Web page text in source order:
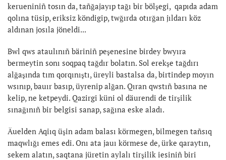
kerueniniñ tosın da, tañğajayıp tağı bir bölşegi, qapıda adam
qolına tüsip, eriksiz köndigip, twğırda otırğan jıldarı köz
aldınan josıla jöneldi...
Bwl qws ataulınıñ bäriniñ peşenesine birdey bwyıra
bermeytin sonı soqpaq tağdır bolatın. Sol erekşe tağdırı
alğaşında tım qorqınıştı, üreyli bastalsa da, birtindep moyın
wsınıp, bauır basıp, üyrenip alğan. Qıran qwstıñ basına ne
kelip, ne ketpeydi. Qazirgi küni ol däurendi de tirşilik
sınağınıñ bir belgisi sanap, sağına eske aladı.
Äuelden Aqiıq üşin adam balası körmegen, bilmegen tañsıq
maqwlığı emes edi. Onı ata jauı körmese de, ürke qaraytın,
sekem alatın, saqtana jüretin aylalı tirşilik iesiniñ biri